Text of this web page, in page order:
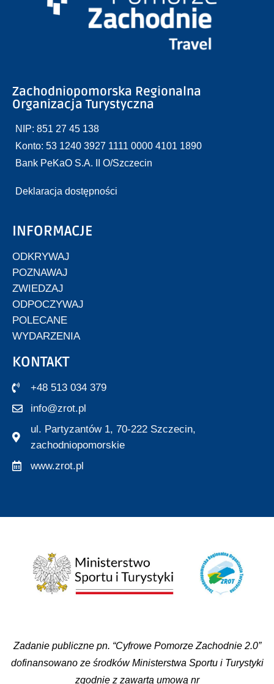
Zachodniopomorska Regionalna
Organizacja Turystyczna
NIP: 851 27 45 138
Konto: 53 1240 3927 1111 0000 4101 1890
Bank PeKaO S.A. II O/Szczecin
Deklaracja dostępności
INFORMACJE
ODKRYWAJ
POZNAWAJ
ZWIEDZAJ
ODPOCZYWAJ
POLECANE
WYDARZENIA
KONTAKT
+48 513 034 379
info@zrot.pl
ul. Partyzantów 1, 70-222 Szczecin,
zachodniopomorskie
www.zrot.pl
Zadanie publiczne pn. “Cyfrowe Pomorze Zachodnie 2.0”
dofinansowano ze środków Ministerstwa Sportu i Turystyki
zgodnie z zawartą umową nr